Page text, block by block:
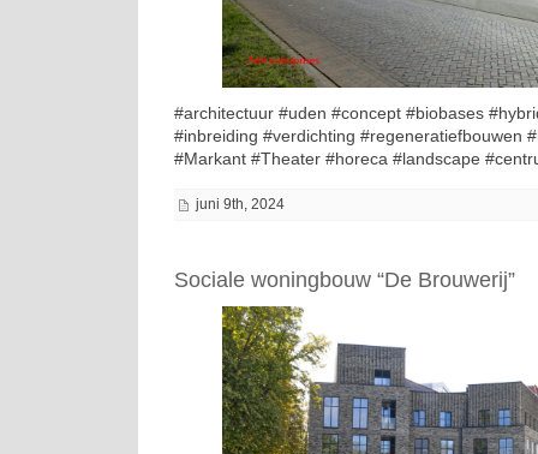
#architectuur #uden #concept #biobases
#inbreiding #verdichting #regeneratiefbouwen
#Markant #Theater #horeca #landscape
juni 9th, 2024
Sociale woningbouw “De Brouwerij”